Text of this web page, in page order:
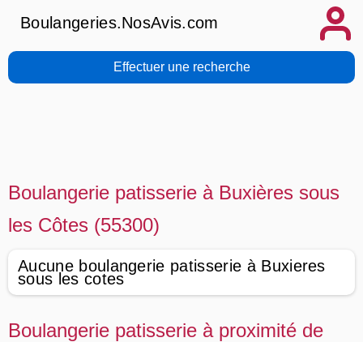
Boulangeries.NosAvis.com
Effectuer une recherche
Boulangerie patisserie à Buxières sous
les Côtes (55300)
Aucune boulangerie patisserie à Buxieres
sous les cotes
Boulangerie patisserie à proximité de